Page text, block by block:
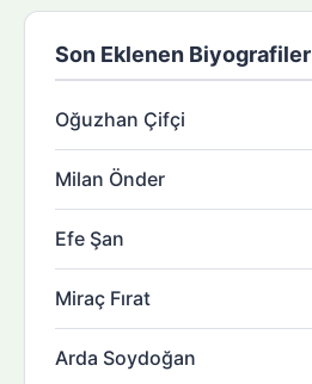
Son Eklenen Biyografiler
Oğuzhan Çifçi
Milan Önder
Efe Şan
Miraç Fırat
Arda Soydoğan